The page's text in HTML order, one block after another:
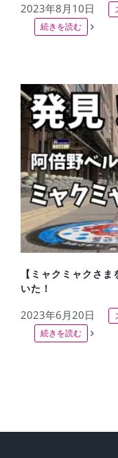
2023年8月10日
続きを読む
【ミャクミャクさ
いた！
2023年6月20日
続きを読む